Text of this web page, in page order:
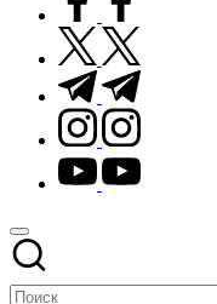
twitter.com
t.me
instagram.com
youtube.com